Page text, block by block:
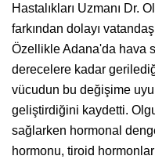
Hastalıkları Uzmanı Dr.
farkından dolayı
Özellikle Adana'da hava
derecelere kadar
vücudun bu değişime
geliştirdiğini kaydetti.
sağlarken hormonal
hormonu, tiroid